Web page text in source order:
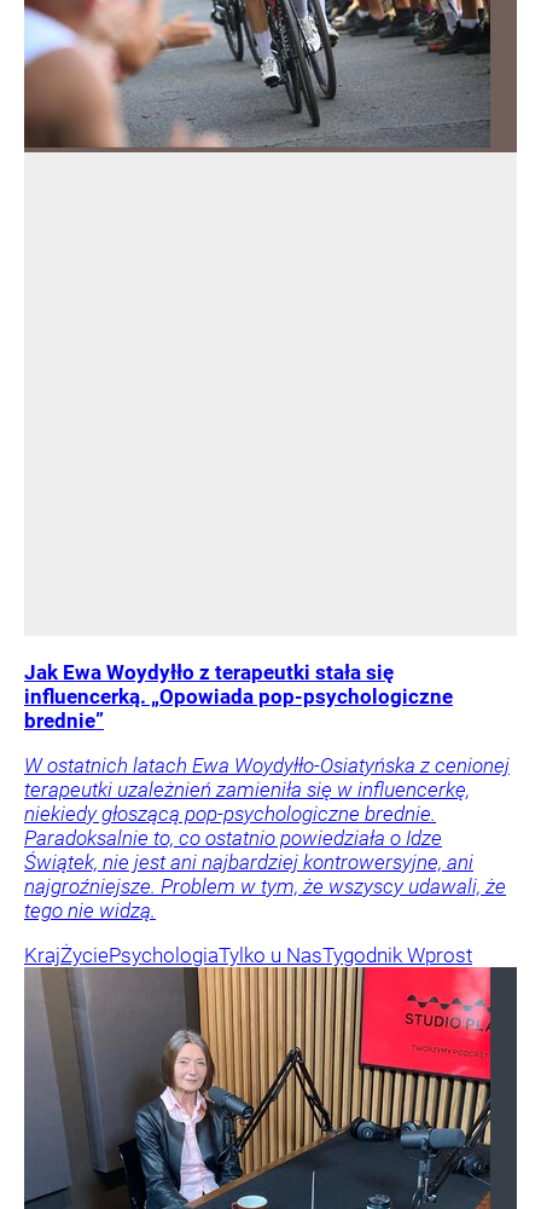
Jak Ewa Woydyłło z terapeutki stała się
influencerką. „Opowiada pop-psychologiczne
brednie”
W ostatnich latach Ewa Woydyłło-Osiatyńska z cenionej
terapeutki uzależnień zamieniła się w influencerkę,
niekiedy głoszącą pop-psychologiczne brednie.
Paradoksalnie to, co ostatnio powiedziała o Idze
Świątek, nie jest ani najbardziej kontrowersyjne, ani
najgroźniejsze. Problem w tym, że wszyscy udawali, że
tego nie widzą.
KrajŻyciePsychologiaTylko u NasTygodnik Wprost